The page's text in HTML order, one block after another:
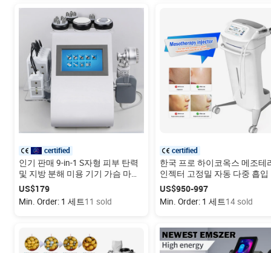
certified
인기 판매 9-in-1 S자형 피부 탄력
및 지방 분해 미용 기기 가슴 마사
지 바디 컨투어링 기기
US$179
Min. Order: 1 세트11 sold
certified
한국 프로 하이코옥스 메조테
인젝터 고정밀 자동 다중 흡입
이크로니들 더마 인젝션 뷰티
신 살롱용
US$950-997
Min. Order: 1 세트14 sold